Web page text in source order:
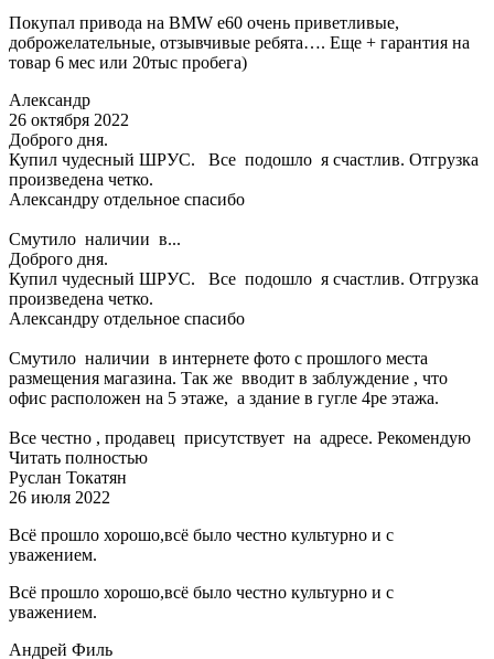
Покупал привода на BMW e60 очень приветливые,
доброжелательные, отзывчивые ребята…. Еще + гарантия на
товар 6 мес или 20тыс пробега)
Александр
26 октября 2022
Доброго дня.
Купил чудесный ШРУС. Все подошло я счастлив. Отгрузка
произведена четко.
Александру отдельное спасибо
Смутило наличии в...
Доброго дня.
Купил чудесный ШРУС. Все подошло я счастлив. Отгрузка
произведена четко.
Александру отдельное спасибо
Смутило наличии в интернете фото с прошлого места
размещения магазина. Так же вводит в заблуждение , что
офис расположен на 5 этаже, а здание в гугле 4ре этажа.
Все честно , продавец присутствует на адресе. Рекомендую
Читать полностью
Руслан Токатян
26 июля 2022
Всё прошло хорошо,всё было честно культурно и с
уважением.
Всё прошло хорошо,всё было честно культурно и с
уважением.
Андрей Филь